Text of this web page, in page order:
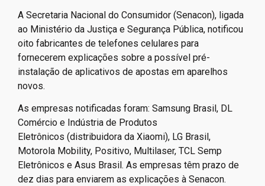
A Secretaria Nacional do Consumidor (Senacon), ligada
ao Ministério da Justiça e Segurança Pública, notificou
oito fabricantes de telefones celulares para
fornecerem explicações sobre a possível pré-
instalação de aplicativos de apostas em aparelhos
novos.
As empresas notificadas foram: Samsung Brasil, DL
Comércio e Indústria de Produtos
Eletrônicos (distribuidora da Xiaomi), LG Brasil,
Motorola Mobility, Positivo, Multilaser, TCL Semp
Eletrônicos e Asus Brasil. As empresas têm prazo de
dez dias para enviarem as explicações à Senacon.